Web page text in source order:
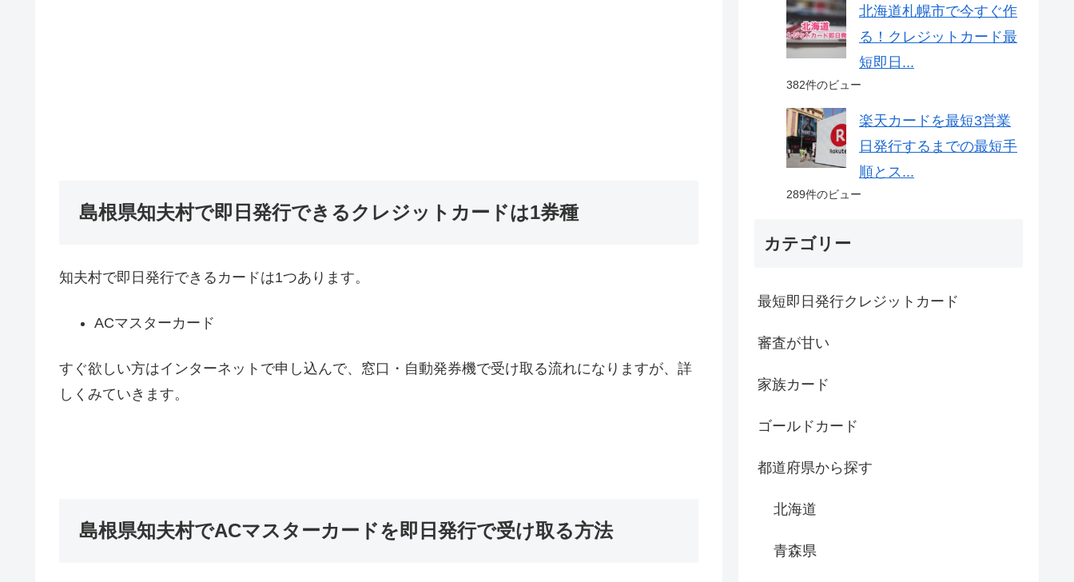
島根県知夫村で即日発行できるクレジットカードは1券種
知夫村で即日発行できるカードは1つあります。
ACマスターカード
すぐ欲しい方はインターネットで申し込んで、窓口・自動発券機で受け取る流れになりますが、詳
しくみていきます。
島根県知夫村でACマスターカードを即日発行で受け取る方法
北海道札幌市で今すぐ作
る！クレジットカード最
短即日...
382件のビュー
楽天カードを最短3営業
日発行するまでの最短手
順とス...
289件のビュー
カテゴリー
最短即日発行クレジットカード
審査が甘い
家族カード
ゴールドカード
都道府県から探す
北海道
青森県